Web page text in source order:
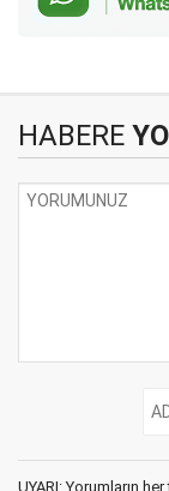
HABERE
UYARI: Yorumların